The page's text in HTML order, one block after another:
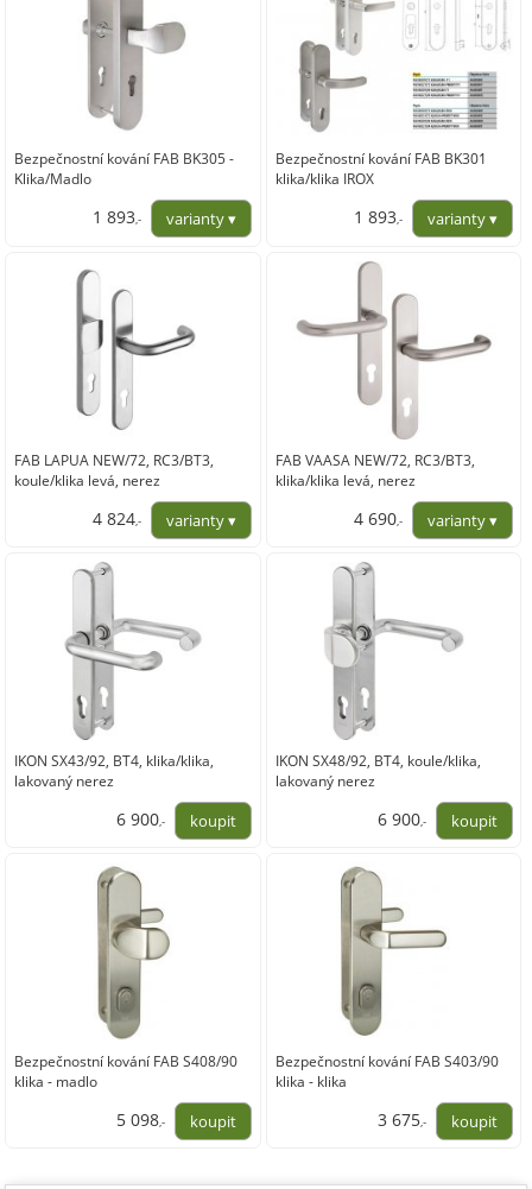
Bezpečnostní kování FAB BK305 -
Klika/Madlo
1 893,-
Bezpečnostní kování FAB BK301
klika/klika IROX
1 893,-
FAB LAPUA NEW/72, RC3/BT3,
koule/klika levá, nerez
4 824,-
FAB VAASA NEW/72, RC3/BT3,
klika/klika levá, nerez
4 690,-
IKON SX43/92, BT4, klika/klika,
lakovaný nerez
6 900,-
IKON SX48/92, BT4, koule/klika,
lakovaný nerez
6 900,-
Bezpečnostní kování FAB S408/90
klika - madlo
5 098,-
Bezpečnostní kování FAB S403/90
klika - klika
3 675,-